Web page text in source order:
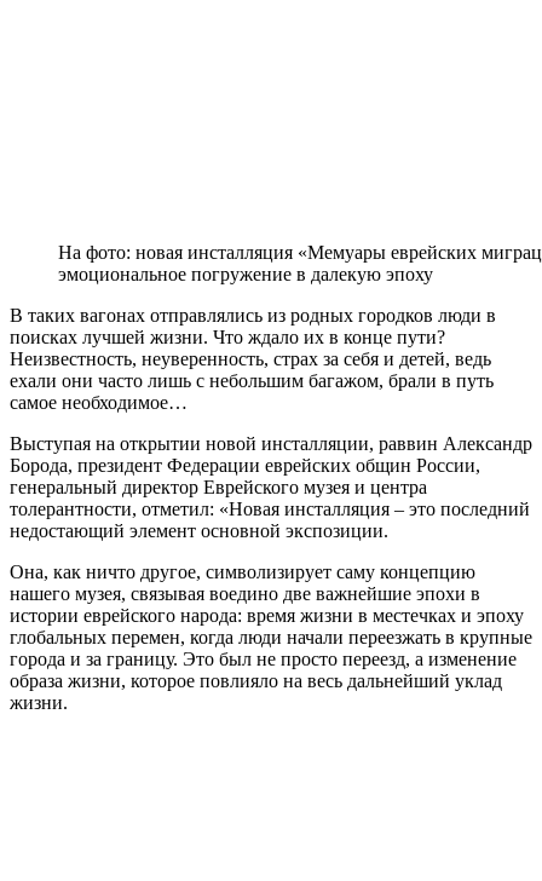
На фото: новая инсталляция «Мемуары еврейских
эмоциональное погружение в далекую эпоху
В таких вагонах отправлялись из родных городков люди в
поисках лучшей жизни. Что ждало их в конце пути?
Неизвестность, неуверенность, страх за себя и детей, ведь
ехали они часто лишь с небольшим багажом, брали в путь
самое необходимое…
Выступая на открытии новой инсталляции, раввин Александр
Борода, президент Федерации еврейских общин России,
генеральный директор Еврейского музея и центра
толерантности, отметил: «Новая инсталляция – это последний
недостающий элемент основной экспозиции.
Она, как ничто другое, символизирует саму концепцию
нашего музея, связывая воедино две важнейшие эпохи в
истории еврейского народа: время жизни в местечках и эпоху
глобальных перемен, когда люди начали переезжать в крупные
города и за границу. Это был не просто переезд, а изменение
образа жизни, которое повлияло на весь дальнейший уклад
жизни.